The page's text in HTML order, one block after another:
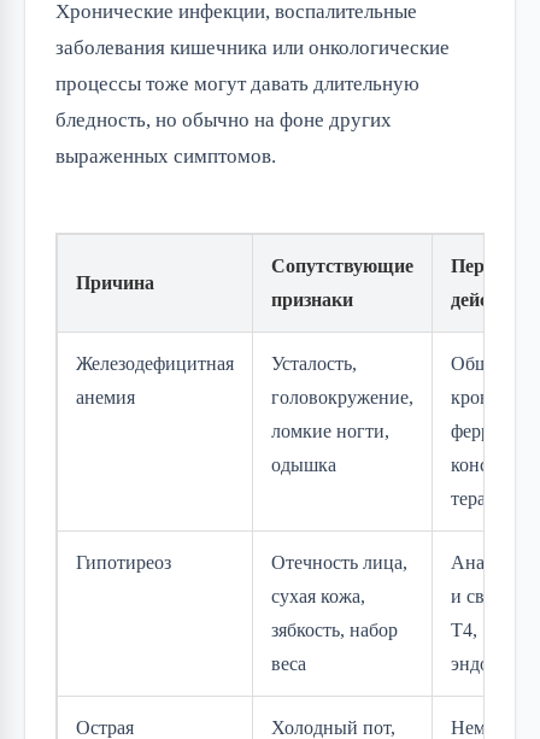
Хронические инфекции, воспалительные
заболевания кишечника или онкологические
процессы тоже могут давать длительную
бледность, но обычно на фоне других
выраженных симптомов.
Причина
Сопутствующие
признаки
Первые
действия
Железодефицитная
анемия
Усталость,
головокружение,
ломкие ногти,
одышка
Общий
крови +
ферритин,
терапевта
Гипотиреоз
Отечность лица,
сухая кожа,
зябкость, набор
веса
Анализ
и
Т4,
Острая
Холодный пот,